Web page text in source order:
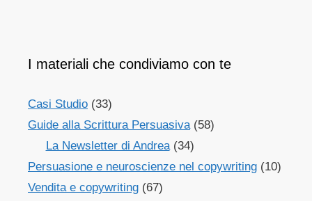
I materiali che condiviamo con te
Casi Studio (33)
Guide alla Scrittura Persuasiva(58)
La Newsletter di Andrea(34)
Persuasione e neuroscienze nel copywriting (10)
Vendita e copywriting (67)